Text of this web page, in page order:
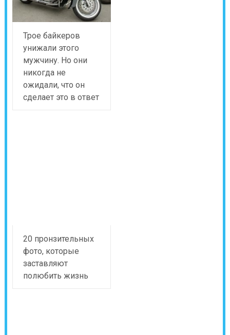
Трое байкеров
унижали этого
мужчину. Но они
никогда не
ожидали, что он
сделает это в ответ
20 пронзительных
фото, которые
заставляют
полюбить жизнь